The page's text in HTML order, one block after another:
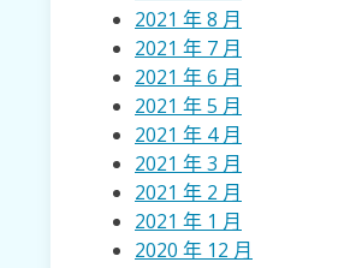
2021 年 8 月
2021 年 7 月
2021 年 6 月
2021 年 5 月
2021 年 4 月
2021 年 3 月
2021 年 2 月
2021 年 1 月
2020 年 12 月